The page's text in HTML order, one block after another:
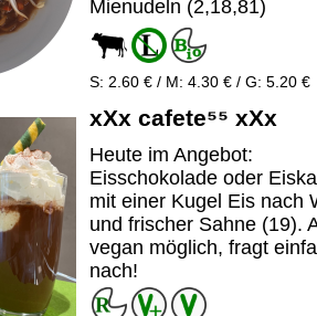
Mienudeln (2,18,81)
S: 2.60 € / M: 4.30 € / G: 5.20 €
xXx cafete⁵⁵ xXx
Heute im Angebot:
Eisschokolade oder
mit einer Kugel Eis nach
und frischer Sahne (19).
vegan möglich, fragt
nach!